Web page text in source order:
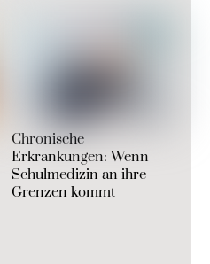
Chronische
Erkrankungen: Wenn
Schulmedizin an ihre
Grenzen kommt